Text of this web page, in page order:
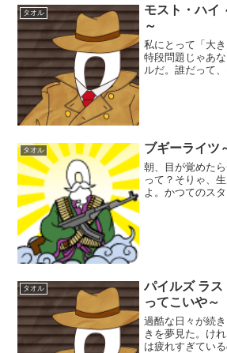
タオル
モスト・ハイ
～
私にとって「大
特段問題じゃあ
ルだ。誰だって
タオル ブギーライツ
朝、目が覚めた
って？そりゃ、
よ。かつてのス
タオル
パイルズ ラ
ってこいや～
過酷な日々が続
きを夢見た。け
は疲れすぎてい